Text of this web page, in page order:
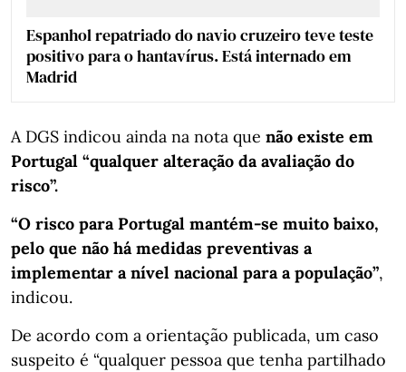
Espanhol repatriado do navio cruzeiro teve teste
positivo para o hantavírus. Está internado em
Madrid
A DGS indicou ainda na nota que não existe em
Portugal “qualquer alteração da avaliação do
risco”.
“O risco para Portugal mantém-se muito baixo,
pelo que não há medidas preventivas a
implementar a nível nacional para a população”,
indicou.
De acordo com a orientação publicada, um caso
suspeito é “qualquer pessoa que tenha partilhado